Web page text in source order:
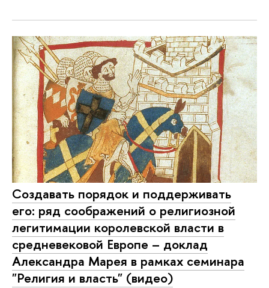
Создавать порядок и поддерживать
его: ряд соображений о религиозной
легитимации королевской власти в
средневековой Европе – доклад
Александра Марея в рамках семинара
"Религия и власть" (видео)